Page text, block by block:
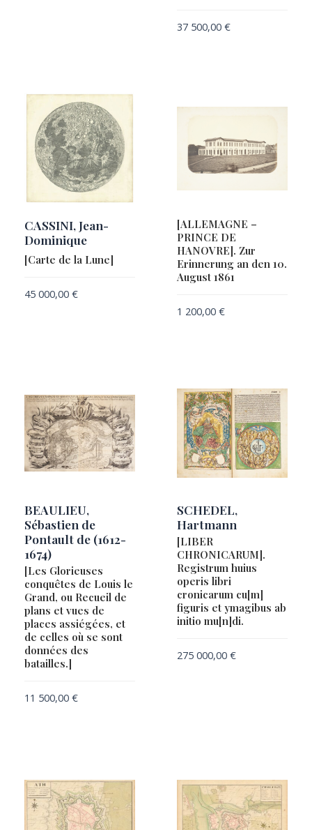
37 500,00 €
CASSINI, Jean-
Dominique
[Carte de la Lune]
45 000,00 €
[ALLEMAGNE –
PRINCE DE
HANOVRE]. Zur
Erinnerung an den 10.
August 1861
1 200,00 €
BEAULIEU,
Sébastien de
Pontault de (1612-
1674)
[Les Glorieuses
conquêtes de Louis le
Grand, ou Recueil de
plans et vues de
places assiégées, et
de celles où se sont
données des
batailles.]
11 500,00 €
SCHEDEL,
Hartmann
[LIBER
CHRONICARUM].
Registrum huius
operis libri
cronicarum cu[m]
figuris et ymagibus ab
initio mu[n]di.
275 000,00 €